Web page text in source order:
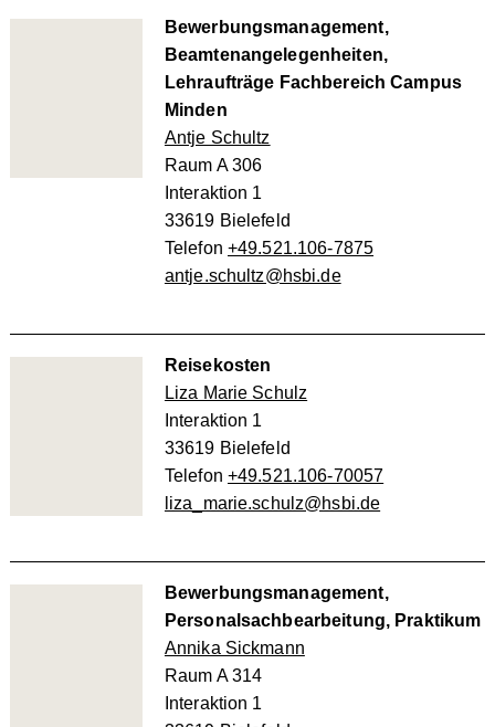
Bewerbungsmanagement,
Beamtenangelegenheiten,
Lehraufträge Fachbereich Campus
Minden
Antje Schultz
Raum A 306
Interaktion 1
33619 Bielefeld
Telefon +49.521.106-7875
antje.schultz@hsbi.de
Reisekosten
Liza Marie Schulz
Interaktion 1
33619 Bielefeld
Telefon +49.521.106-70057
liza_marie.schulz@hsbi.de
Bewerbungsmanagement,
Personalsachbearbeitung, Praktikum
Annika Sickmann
Raum A 314
Interaktion 1